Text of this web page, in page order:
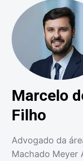
Marcelo
Filho
Advogado da
Machado Meyer